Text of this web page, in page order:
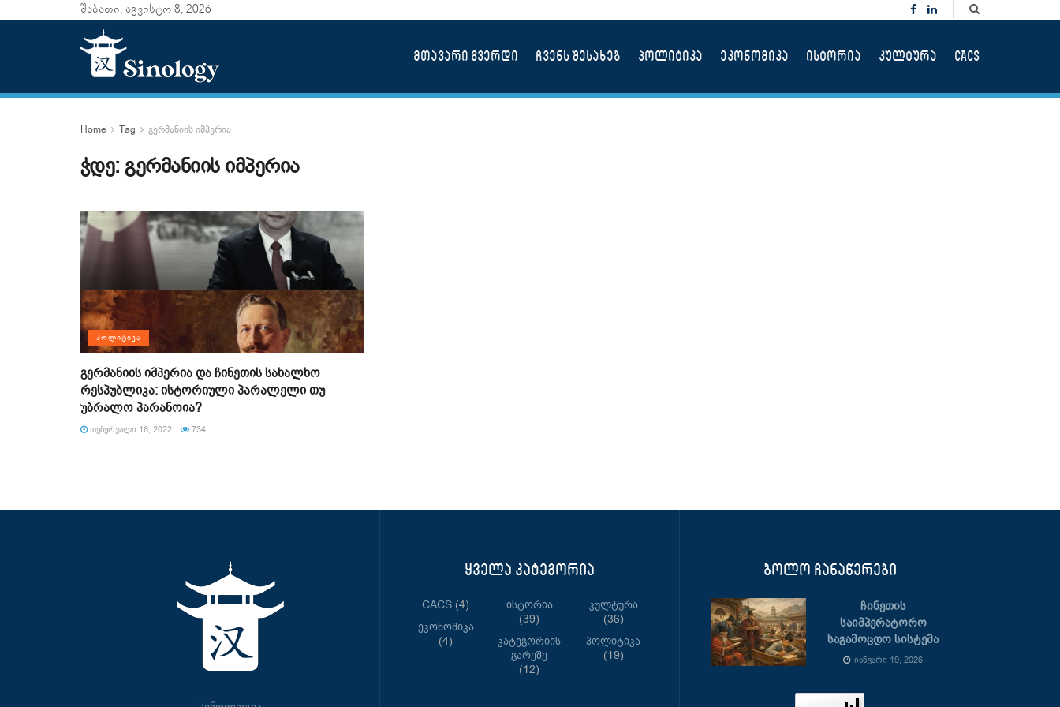
შაბათი, აგვისტო 8, 2026
მთავარი გვერდი ჩვენს შესახებ პოლიტიკა ეკონომიკა ისტორია კულტურა CACS
Home Tag გერმანიის იმპერია
ჭდე:გერმანიის იმპერია
ᲞᲝᲚᲘᲢᲘᲙᲐ
გერმანიის იმპერია და ჩინეთის სახალხო
რესპუბლიკა: ისტორიული პარალელი თუ
უბრალო პარანოია?
ᲗᲔᲑᲔᲠᲕᲐᲚᲘ 16, 2022 734
ყველა კატეგორია
CACS (4)
Ეკონომიკა
(4)
Ისტორია
(39)
Კატეგორიის
Გარეშე
(12)
Კულტურა
(36)
Პოლიტიკა
(19)
ბოლო ჩანაწერები
ჩინეთის
საიმპერატორო
საგამოცდო სისტემა
ᲘᲐᲜᲕᲐᲠᲘ 19, 2026